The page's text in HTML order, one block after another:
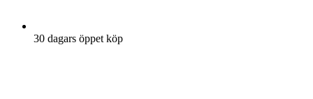
30 dagars öppet köp